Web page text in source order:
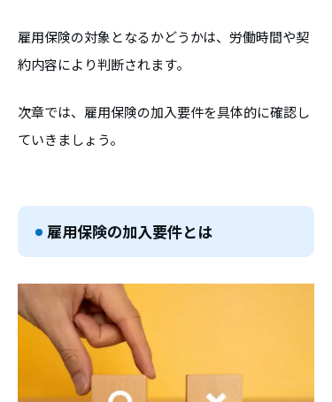
雇用保険の対象となるかどうかは、労働時間や契
約内容により判断されます。
次章では、雇用保険の加入要件を具体的に確認し
ていきましょう。
雇用保険の加入要件とは